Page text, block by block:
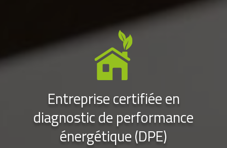
Entreprise certifiée en
diagnostic de performance
énergétique (DPE)